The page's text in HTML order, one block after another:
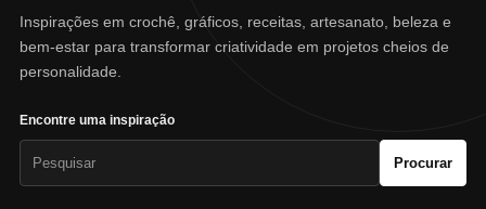
Inspirações em crochê, gráficos, receitas, artesanato, beleza e
bem-estar para transformar criatividade em projetos cheios de
personalidade.
Encontre uma inspiração
Procurar